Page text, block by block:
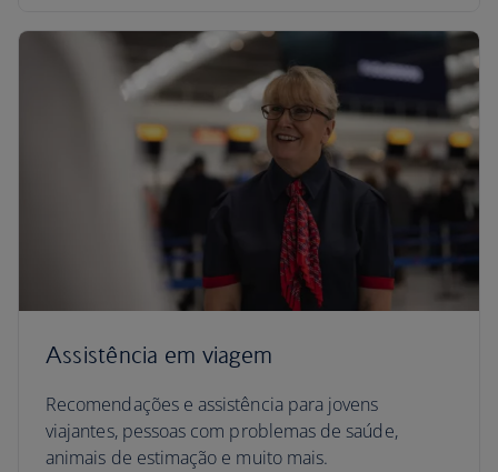
Assistência em viagem
Recomendações e assistência para jovens
viajantes, pessoas com problemas de saúde,
animais de estimação e muito mais.